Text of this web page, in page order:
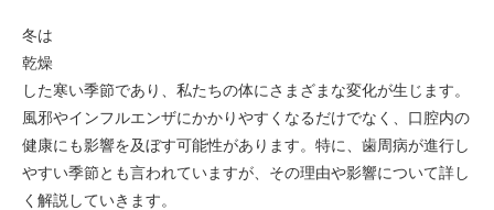
冬は
乾燥
した寒い季節であり、私たちの体にさまざまな変化が生じます。
風邪やインフルエンザにかかりやすくなるだけでなく、口腔内の
健康にも影響を及ぼす可能性があります。特に、歯周病が進行し
やすい季節とも言われていますが、その理由や影響について詳し
く解説していきます。